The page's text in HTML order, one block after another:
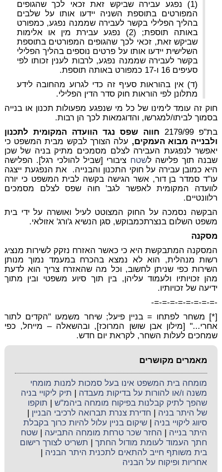
(1) נפגע עבירה שביקש זאת זכאי לכך שהגופים
המפורטים בתוספת השניה יידעו אותו על שלבים
בהליך הפלילי בקשר לעבירה שממנה נפגע, כמפורט
באותה תוספת; (2) נפגע עבירת מין או אלימות
שביקש זאת, זכאי לכך שהגופים המפורטים בתוספת
השלישית יידעו אותו על פרטים נוספים בהליך הפלילי
בקשר לעבירה שממנה נפגע, לרבות לענין זכותו לפי
סעיפים 16 ו-17 כמפורט באותה תוספת.
(ד) אין בהוראות סעיף זה כדי לגרוע מהחובה לידע
מתלונן לפי הוראות חוק סדר הדין הפלילי.
חוק זה עומד לימינו של כל מי שנפגע מפעולות תכנון או בנייה
בסמוך לביתו/למגרשו, והדוגמאות לכך הן רבות.
בת"פ 2179/99
חווה שפס נגד הוועדה המקומית לתכנון
ולבנייה מבוא העמקים, עלה הצורך לבקש מבית המשפט כי
יאפשר לנפגעת העבירה לצלם מסמכים מתיק בניה של שכן
שבנה תוך פלישה לשטח ציבורי [שביל להולכי רגל]. הפלישה
היא כמובן עבירה על חוקי התכנון והבנייה. את הנפגעת ייצגה
עו"ד סמדר בן דור, אשר הגישה בקשה לבית המשפט כי יורה
לוועדה המקומית לאפשר לגב' חוה שפס לצלם מסמכים
רלוונטיים.
הבקשה נסמכה על החוק המצוטט לעיל ואושרה על ידי בית
משפט השלום בנצרתכמבוקש, סגן הנשיא ג'ורג' אזולאי.
מסקנה
המסקנה המתבקשת היא כי כאשר האזרח נזקק לשירות מנציג
רשות מנהלית, הוא לא נמצא בהכרח במעמד נמוך מנותן
השירות כפי שניתן לחשוב, וכל מה שהאזרח צריך הוא לדעת
מהן זכויותיו ולעמוד עליהן, בין תוך סיוע משפטי ובין מתוך
ידיעה של זכויותיו.
-=-=-=-=-=-=-=-=-
[*] משחר לפתחו = בניין פיעל; שיחר משמעו "הקדים לתור
אחרי..." [מילון אבן שושן המרוכז], ובהשאלה – מייחל, כפי
שמחכים לעלות השחר, לקראת יום חדש.
מאמרים מקושרים
מומחה בית המשפט אינו בעל סמכות למנות מומחי
משנה ו/או להורות על בדיקות מעבדה
תיק ליקויי בניה
שהפך לתיק קבלנות בפיקוח מומחה ביהמ"ש
תוקפו
של היתר בניה
חדירת צנרת תברואה לרכיבי הבניין
סיווג ליקויי בניה |שיקום בניין עלול להיות כרוך בקבלת
היתר בנייה
החזר שכר טרחת מומחה התביעה |שטח
חתך העמוד לעומת מודול החתך
תשריט לצורך רישום
בית משותף חייב להתאים לתכנית היתר הבניה
אחריות ופיקוח על הבניה